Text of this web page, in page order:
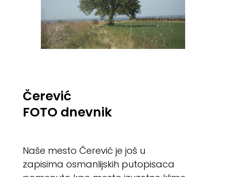
Čerević
FOTO dnevnik
Naše mesto Čerević je još u
zapisima osmanlijskih putopisaca